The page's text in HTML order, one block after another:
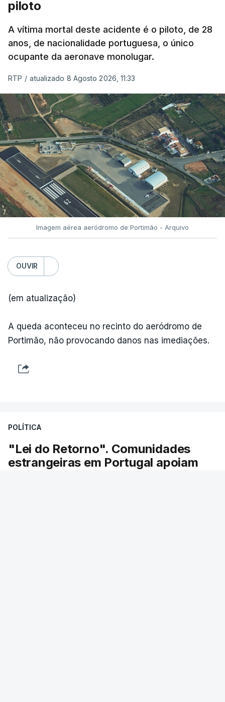
piloto
A vítima mortal deste acidente é o piloto, de 28
anos, de nacionalidade portuguesa, o único
ocupante da aeronave monolugar.
RTP / atualizado 8 Agosto 2026, 11:33
Imagem aérea aeródromo de Portimão - Arquivo
OUVIR
(em atualização)
A queda aconteceu no recinto do aeródromo de
Portimão, não provocando danos nas imediações.
POLÍTICA
"Lei do Retorno". Comunidades
estrangeiras em Portugal apoiam